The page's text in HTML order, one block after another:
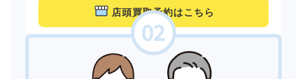
店頭買取予約はこちら